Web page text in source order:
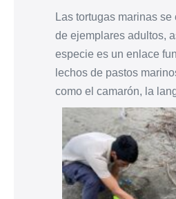
Las tortugas marinas
de ejemplares adultos,
especie es un enlace
lechos de pastos
como el camarón, la